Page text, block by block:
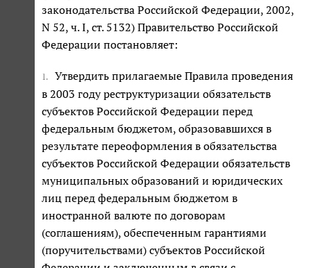
законодательства Российской Федерации, 2002,
N 52, ч. I, ст. 5132) Правительство Российской
Федерации постановляет:
1.
Утвердить прилагаемые Правила проведения
в 2003 году реструктуризации обязательств
субъектов Российской Федерации перед
федеральным бюджетом, образовавшихся в
результате переоформления в обязательства
субъектов Российской Федерации обязательств
муниципальных образований и юридических
лиц перед федеральным бюджетом в
иностранной валюте по договорам
(соглашениям), обеспеченным гарантиями
(поручительствами) субъектов Российской